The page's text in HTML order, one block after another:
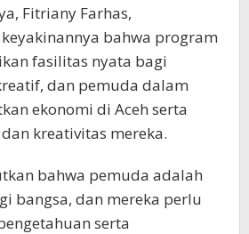
Fitriany Farhas,
bahwa program
fasilitas nyata bagi
dan pemuda dalam
ekonomi di Aceh serta
kreativitas mereka.
bahwa pemuda adalah
bangsa, dan mereka perlu
serta